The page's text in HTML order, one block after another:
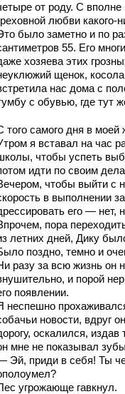
от роду. С
любви какого-
было заметно и по
55. Его
хозяева этих
щенок,
нас дома с
с обувью, где тут
того самого дня в
я вставал на час
чтобы успеть
идти по своим
чтобы выйти с
в выполнении
его — нет,
пора
летних дней, Дику
поздно, темно и
разу за всю жизнь он
и порой
появлении.
неспешно
новости, вдруг
оскалился,
мне не показывал
Эй, приди в себя! Ты
угрожающе гавкнул.